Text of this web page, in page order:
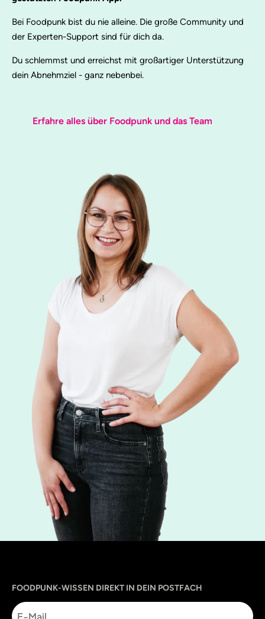
Bei Foodpunk bist du nie alleine. Die große Community und
der Experten-Support sind für dich da.
Du schlemmst und erreichst mit großartiger Unterstützung
dein Abnehmziel - ganz nebenbei.
Erfahre alles über Foodpunk und das Team
FOODPUNK-WISSEN DIREKT IN DEIN POSTFACH
E-
Mail